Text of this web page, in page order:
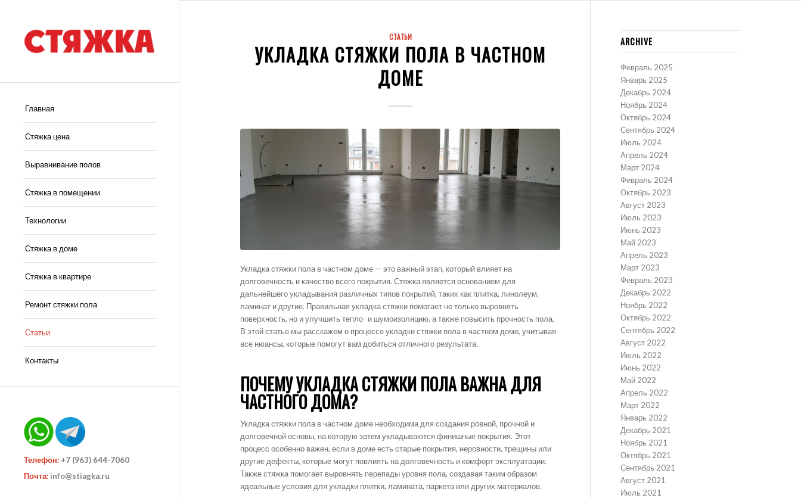
Главная
Стяжка цена
Выравнивание полов
Стяжка в помещении
Технологии
Стяжка в доме
Стяжка в квартире
Ремонт стяжки пола
Статьи
Контакты
Телефон: +7 (963) 644-7060
Почта: info@stiagka.ru
СТАТЬИ
УКЛАДКА СТЯЖКИ ПОЛА В ЧАСТНОМ
ДОМЕ
Укладка стяжки пола в частном доме — это важный этап, который влияет на
долговечность и качество всего покрытия. Стяжка является основанием для
дальнейшего укладывания различных типов покрытий, таких как плитка, линолеум,
ламинат и другие. Правильная укладка стяжки помогает не только выровнять
поверхность, но и улучшить тепло- и шумоизоляцию, а также повысить прочность пола.
В этой статье мы расскажем о процессе укладки стяжки пола в частном доме, учитывая
все нюансы, которые помогут вам добиться отличного результата.
ПОЧЕМУ УКЛАДКА СТЯЖКИ ПОЛА ВАЖНА ДЛЯ
ЧАСТНОГО ДОМА?
Укладка стяжки пола в частном доме необходима для создания ровной, прочной и
долговечной основы, на которую затем укладываются финишные покрытия. Этот
процесс особенно важен, если в доме есть старые покрытия, неровности, трещины или
другие дефекты, которые могут повлиять на долговечность и комфорт эксплуатации.
Также стяжка помогает выровнять перепады уровня пола, создавая таким образом
идеальные условия для укладки плитки, ламината, паркета или других материалов.
ARCHIVE
Февраль 2025
Январь 2025
Декабрь 2024
Ноябрь 2024
Октябрь 2024
Сентябрь 2024
Июль 2024
Апрель 2024
Март 2024
Февраль 2024
Октябрь 2023
Август 2023
Июль 2023
Июнь 2023
Май 2023
Апрель 2023
Март 2023
Февраль 2023
Декабрь 2022
Ноябрь 2022
Октябрь 2022
Сентябрь 2022
Август 2022
Июль 2022
Июнь 2022
Май 2022
Апрель 2022
Март 2022
Январь 2022
Декабрь 2021
Ноябрь 2021
Октябрь 2021
Сентябрь 2021
Август 2021
Июль 2021